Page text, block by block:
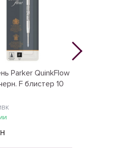
Parker QuinkFlow
F блистер 10